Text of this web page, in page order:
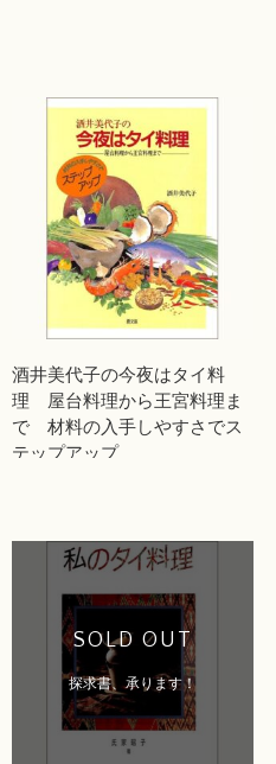
酒井美代子の今夜はタイ料
理 屋台料理から王宮料理ま
で 材料の入手しやすさでス
テップアップ
SOLD OUT
探求書、承ります！